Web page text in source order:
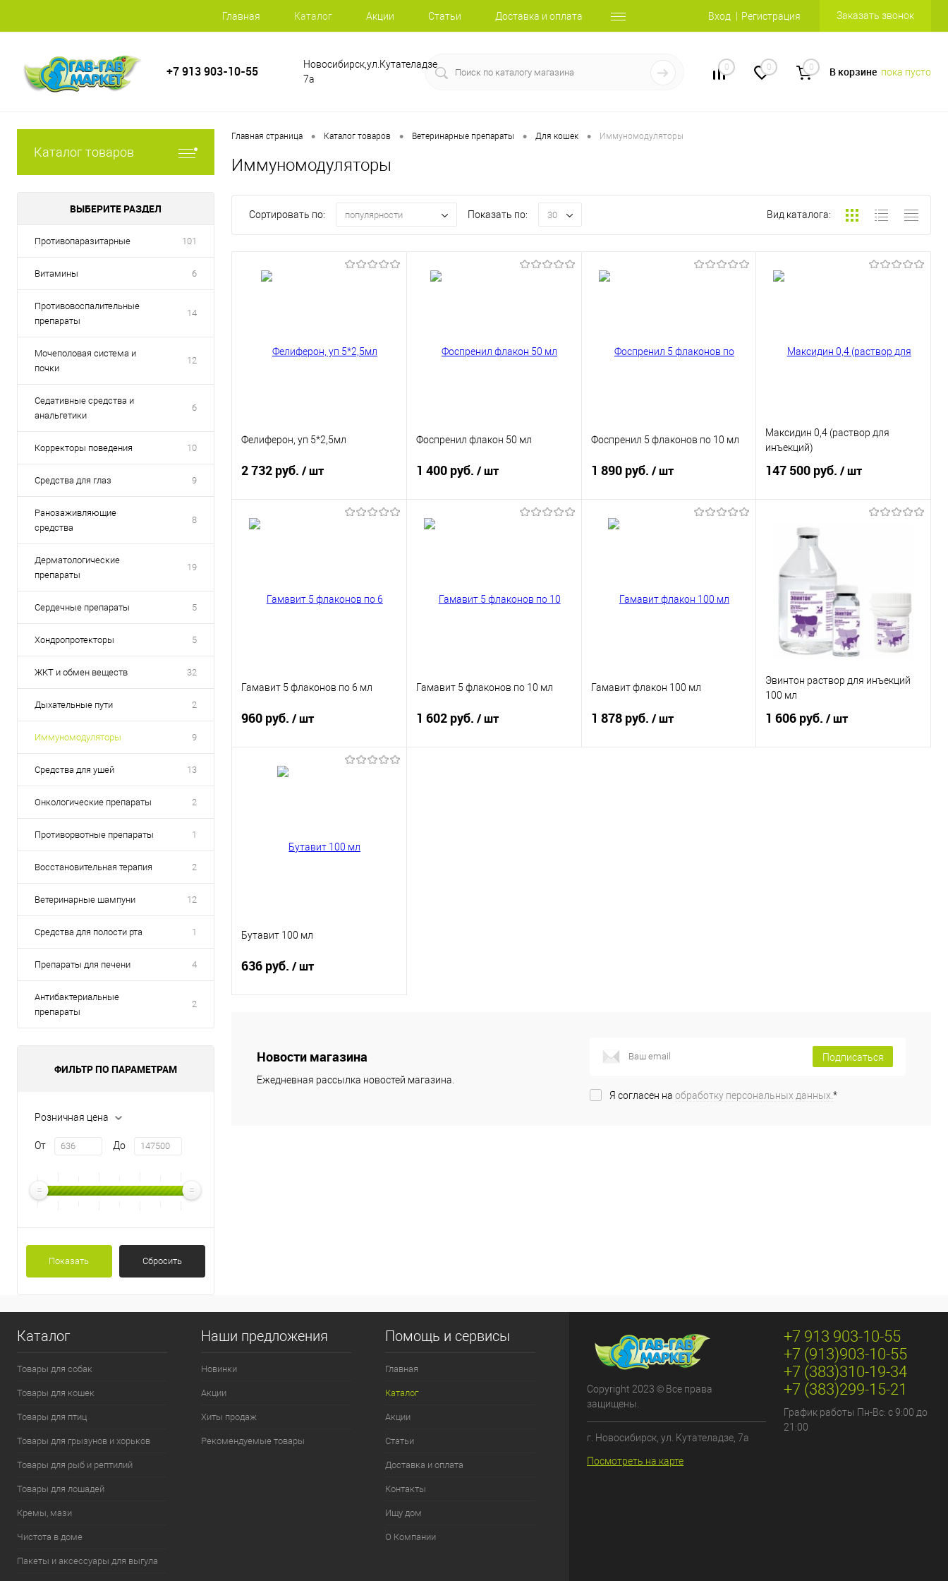
Главная Каталог Акции Статьи Доставка и оплата Вход Регистрация Заказать звонок
+7 913 903-10-55
Новосибирск,ул.Кутателадзе
7а
0 0 0 В корзине пока пусто
Каталог товаров
ВЫБЕРИТЕ РАЗДЕЛ
Противопаразитарные 101
Витамины 6
Противовоспалительные
препараты
14
Мочеполовая система и
почки
12
Седативные средства и
анальгетики
6
Корректоры поведения 10
Средства для глаз 9
Ранозаживляющие
средства
8
Дерматологические
препараты
19
Сердечные препараты 5
Хондропротекторы 5
ЖКТ и обмен веществ 32
Дыхательные пути 2
Иммуномодуляторы 9
Средства для ушей 13
Онкологические препараты 2
Противорвотные препараты 1
Восстановительная терапия 2
Ветеринарные шампуни 12
Средства для полости рта 1
Препараты для печени 4
Антибактериальные
препараты
2
ФИЛЬТР ПО ПАРАМЕТРАМ
Розничная цена
От До
Показать Сбросить
Главная страница • Каталог товаров • Ветеринарные препараты • Для кошек • Иммуномодуляторы
Иммуномодуляторы
Сортировать по: популярности Показать по: 30 Вид каталога:
Фелиферон, уп 5*2,5мл
2 732 руб. / шт
Фоспренил флакон 50 мл
1 400 руб. / шт
Фоспренил 5 флаконов по 10 мл
1 890 руб. / шт
Максидин 0,4 (раствор для
инъекций)
147 500 руб./ шт
Купить в 1 клик
В избранное
Гамавит 5 флаконов по 6 мл
960 руб. / шт
Гамавит 5 флаконов по 10 мл
1 602 руб. / шт
Гамавит флакон 100 мл
1 878 руб. / шт
Эвинтон раствор для инъекций
100 мл
1 606 руб./ шт
Бутавит 100 мл
636 руб. / шт
Купить в 1 клик
В избранное
Новости магазина
Ежедневная рассылка новостей магазина.
Подписаться
Я согласен на обработку персональных данных. *
Каталог
Товары для собак
Товары для кошек
Товары для птиц
Товары для грызунов и хорьков
Товары для рыб и рептилий
Товары для лошадей
Кремы, мази
Чистота в доме
Пакеты и аксессуары для выгула
Наши предложения
Новинки
Акции
Хиты продаж
Рекомендуемые товары
Помощь и сервисы
Главная
Каталог
Акции
Статьи
Доставка и оплата
Контакты
Ищу дом
О Компании
Copyright 2023 © Все права
защищены.
г. Новосибирск, ул. Кутателадзе, 7а
Посмотреть на карте
+7 913 903-10-55
+7 (913)903-10-55
+7 (383)310-19-34
+7 (383)299-15-21
График работы Пн-Вс: с 9:00 до
21:00